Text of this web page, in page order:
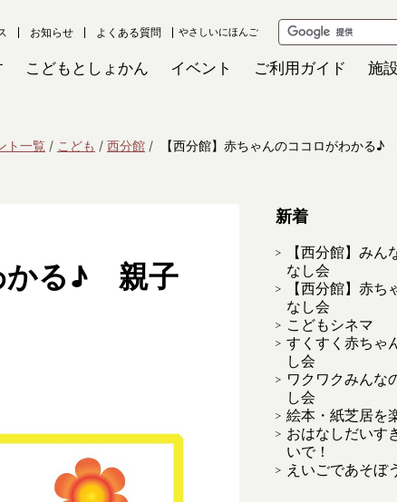
お知らせ よくある質問 やさしいにほんご
こどもとしょかん イベント ご利用ガイド 施
ト一覧 こども 西分館 【西分館】赤ちゃんのココロがわかる
かる♪ 親子
新着
【西分館】みん
なし会
【西分館】赤ち
なし会
こどもシネマ
すくすく赤ちゃ
し会
ワクワクみんな
し会
絵本・紙芝居を
おはなしだいす
いで！
えいごであそぼ